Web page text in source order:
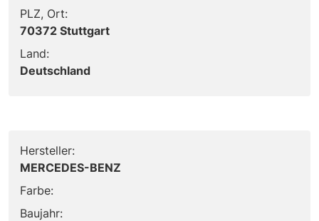
PLZ, Ort:
70372 Stuttgart
Land:
Deutschland
Hersteller:
MERCEDES-BENZ
Farbe:
Baujahr: